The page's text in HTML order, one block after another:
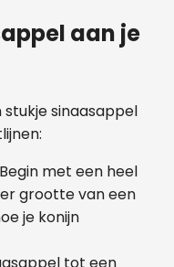
aan je
stukje sinaasappel
met een heel
grootte van een
je konijn